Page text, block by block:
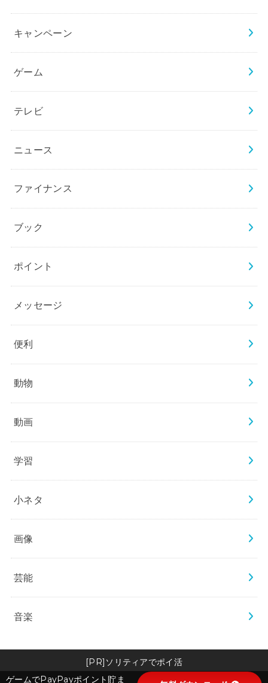
キャンペーン
ゲーム
テレビ
ニュース
ファイナンス
ブック
ポイント
メッセージ
便利
動物
動画
学習
小ネタ
画像
芸能
音楽
[PR]ソリティアでポイ活
ゲームでPayPayポイント貯ま